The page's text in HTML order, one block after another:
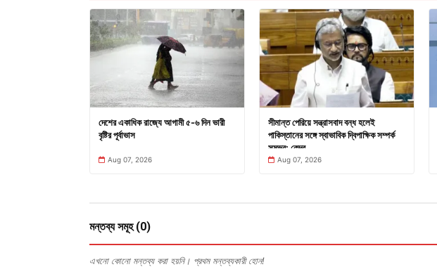
দেশের একাধিক রাজ্যে আগামী ৫-৬ দিন ভারী
বৃষ্টির পূর্বাভাস
Aug 07, 2026
সীমান্ত পেরিয়ে সন্ত্রাসবাদ বন্ধ হলেই
পাকিস্তানের সঙ্গে স্বাভাবিক দ্বিপাক্ষিক সম্পর্ক
সম্ভব: কেন্দ্র
Aug 07, 2026
মন্তব্য সমূহ (0)
এখনো কোনো মন্তব্য করা হয়নি। প্রথম মন্তব্যকারী হোন!